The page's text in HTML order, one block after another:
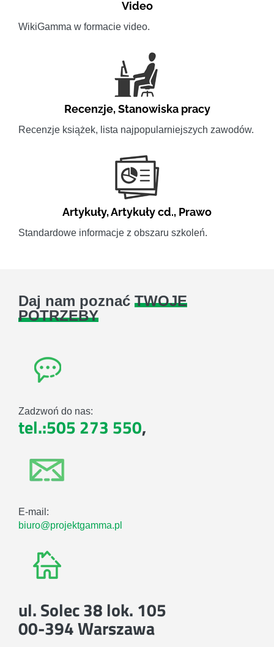
Video
WikiGamma w formacie video.
Recenzje,Stanowiska pracy
Recenzje książek, lista najpopularniejszych zawodów.
Artykuły,Artykuły cd., Prawo
Standardowe informacje z obszaru szkoleń.
Daj nam poznać TWOJE
POTRZEBY
Zadzwoń do nas:
tel.:505 273 550,
E-mail:
biuro@projektgamma.pl
ul. Solec 38 lok. 105
00-394 Warszawa